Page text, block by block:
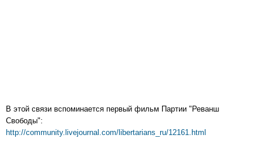
В этой связи вспоминается первый фильм Партии "Реванш
Свободы":
http://community.livejournal.com/libertarians_ru/12161.html